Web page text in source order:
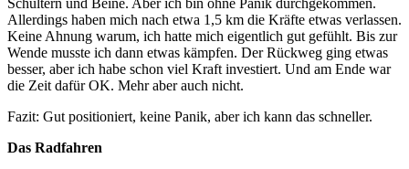
Allerdings haben mich nach etwa 1,5 km die Kräfte etwas verlassen.
Keine Ahnung warum, ich hatte mich eigentlich gut gefühlt. Bis zur
Wende musste ich dann etwas kämpfen. Der Rückweg ging etwas
besser, aber ich habe schon viel Kraft investiert. Und am Ende war
die Zeit dafür OK. Mehr aber auch nicht.
Fazit: Gut positioniert, keine Panik, aber ich kann das schneller.
Das Radfahren